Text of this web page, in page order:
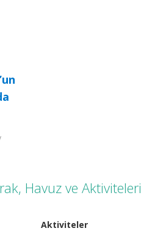
’un
Havuz ve Aktiviteleri
Aktiviteler